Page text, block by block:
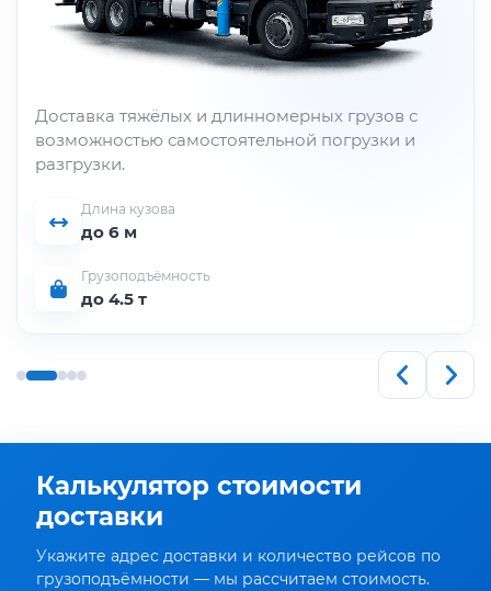
Доставка тяжёлых и длинномерных грузов с
возможностью самостоятельной погрузки и
разгрузки.
Длина кузова
до 6 м
Грузоподъёмность
до 4.5 т
Калькулятор стоимости
доставки
Укажите адрес доставки и количество рейсов по
грузоподъёмности — мы рассчитаем стоимость.